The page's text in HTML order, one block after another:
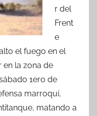
r del
Frent
e
el fuego en el
en la zona de
1ero de
marroquí,
matando a